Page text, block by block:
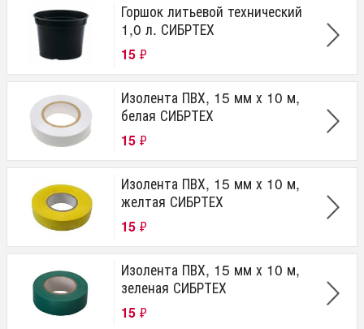
Горшок литьевой технический
1,0 л. СИБРТЕХ
15 ₽
Изолента ПВХ, 15 мм х 10 м,
белая СИБРТЕХ
15 ₽
Изолента ПВХ, 15 мм х 10 м,
желтая СИБРТЕХ
15 ₽
Изолента ПВХ, 15 мм х 10 м,
зеленая СИБРТЕХ
15 ₽